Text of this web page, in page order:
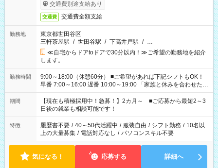
交通費別途支給あり
交通費 交通費全額支給
勤務地
東京都世田谷区
三軒茶屋駅 / 世田谷駅 / 下高井戸駅 / …
≪自宅からドアtoドアで30分以内！≫ご希望の勤務地を紹介
します。
勤務時間
9:00～18:00（休憩60分） ■ご希望があれば下記シフトもOK！
早番 7:00～16:00 遅番 10:00～19:00 「家族と休みを合わせた
い」 「余裕を持って夕飯の準備がしたい」 「できれば残業はし
たくない」 など、ご希望を教えてくださいね。 ※Wワーク希望
の方へ 今ご覧のお仕事で希望する勤務時間と、もう1つのお仕事
の勤務時間。 合計で週40時間を超える場合は応募できません。
期間
【現在も積極採用中！急募！】2カ月～ ■ご応募から最短2～3
日後の就業も相談可能です！
特徴 履歴書不要 / 40～50代活躍中 / 服装自由 / シフト勤務 / 10名以
上の大量募集 / 電話対応なし / パソコンスキル不要
気になる！ 応募する 詳細へ